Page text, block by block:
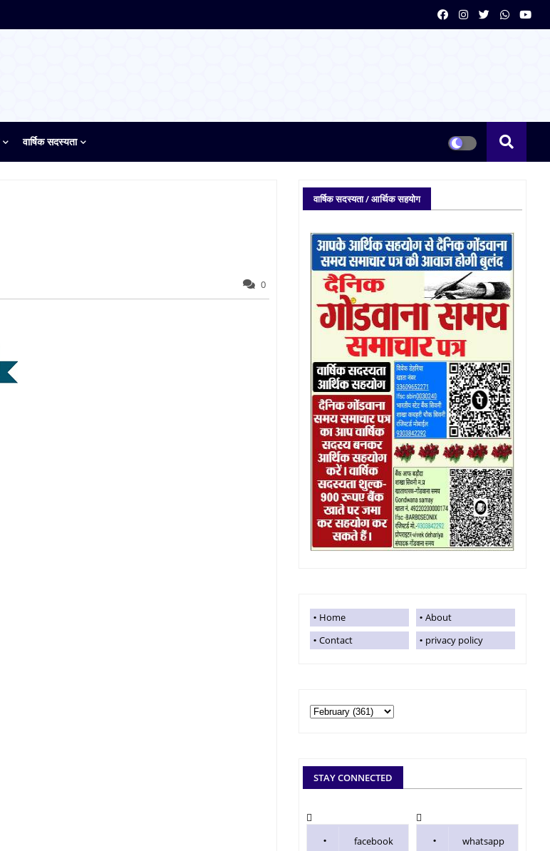
वार्षिक सदस्यता
0
वार्षिक सदस्यता / आर्थिक सहयोग
Home
About
Contact
privacy policy
STAY CONNECTED
facebook whatsapp